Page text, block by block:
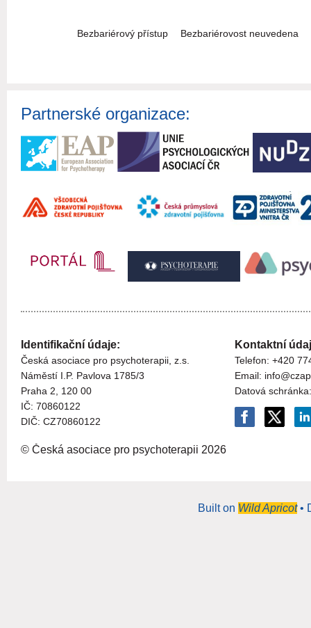
Bezbariérový přístup Bezbariérovost neuvedena
Partnerské organizace:
Identifikační údaje:
Česká asociace pro psychoterapii, z.s.
Náměstí I.P. Pavlova 1785/3
Praha 2, 120 00
IČ: 70860122
DIČ: CZ70860122
Kontaktní
Telefon: +420
Email:
Datová
© Česká asociace pro psychoterapii 2026
Built on Wild Apricot •